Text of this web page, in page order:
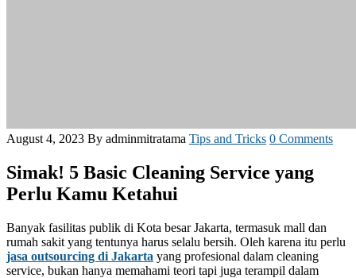
August 4, 2023 By adminmitratama Tips and Tricks 0 Comments
Simak! 5 Basic Cleaning Service yang
Perlu Kamu Ketahui
Banyak fasilitas publik di Kota besar Jakarta, termasuk mall dan
rumah sakit yang tentunya harus selalu bersih. Oleh karena itu perlu
jasa outsourcing di Jakarta yang profesional dalam cleaning
service, bukan hanya memahami teori tapi juga terampil dalam